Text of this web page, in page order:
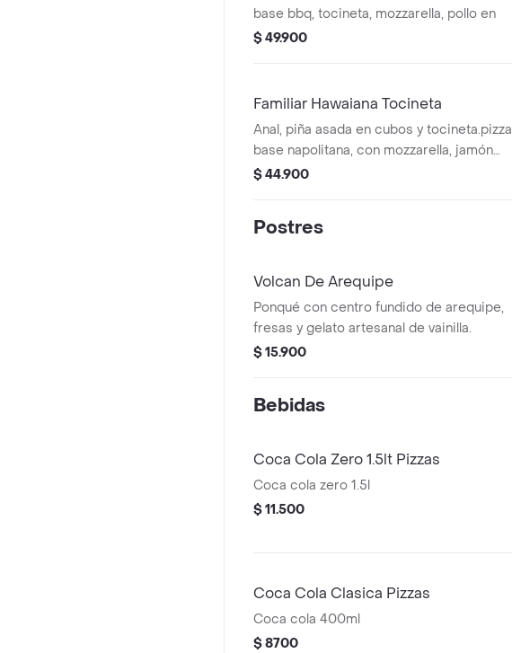
base bbq, tocineta, mozzarella, pollo en
$ 49.900
Familiar Hawaiana Tocineta
Anal, piña asada en cubos y tocineta.pizza
base napolitana, con mozzarella, jamón
artes
$ 44.900
Postres
Volcan De Arequipe
Ponqué con centro fundido de arequipe,
fresas y gelato artesanal de vainilla.
$ 15.900
Bebidas
Coca Cola Zero 1.5lt Pizzas
Coca cola zero 1.5l
$ 11.500
Coca Cola Clasica Pizzas
Coca cola 400ml
$ 8700